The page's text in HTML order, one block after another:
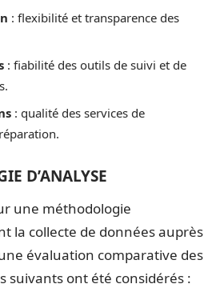
: flexibilité et transparence des
: fiabilité des outils de suivi et de
: qualité des services de
D’ANALYSE
une méthodologie
la collecte de données auprès
évaluation comparative des
suivants ont été considérés :